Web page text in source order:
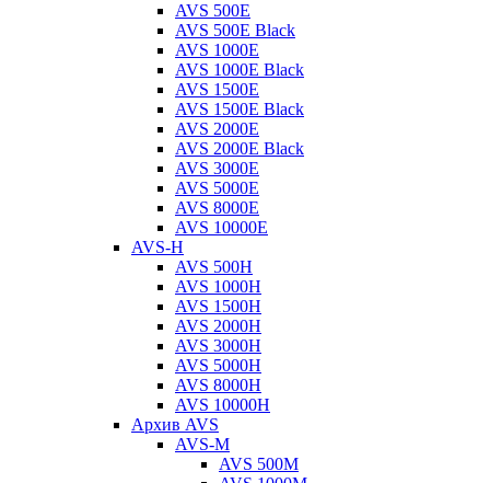
AVS 500E
AVS 500E Black
AVS 1000E
AVS 1000E Black
AVS 1500E
AVS 1500E Black
AVS 2000E
AVS 2000E Black
AVS 3000E
AVS 5000E
AVS 8000E
AVS 10000E
AVS-H
AVS 500H
AVS 1000H
AVS 1500H
AVS 2000H
AVS 3000H
AVS 5000H
AVS 8000H
AVS 10000H
Архив AVS
AVS-M
AVS 500M